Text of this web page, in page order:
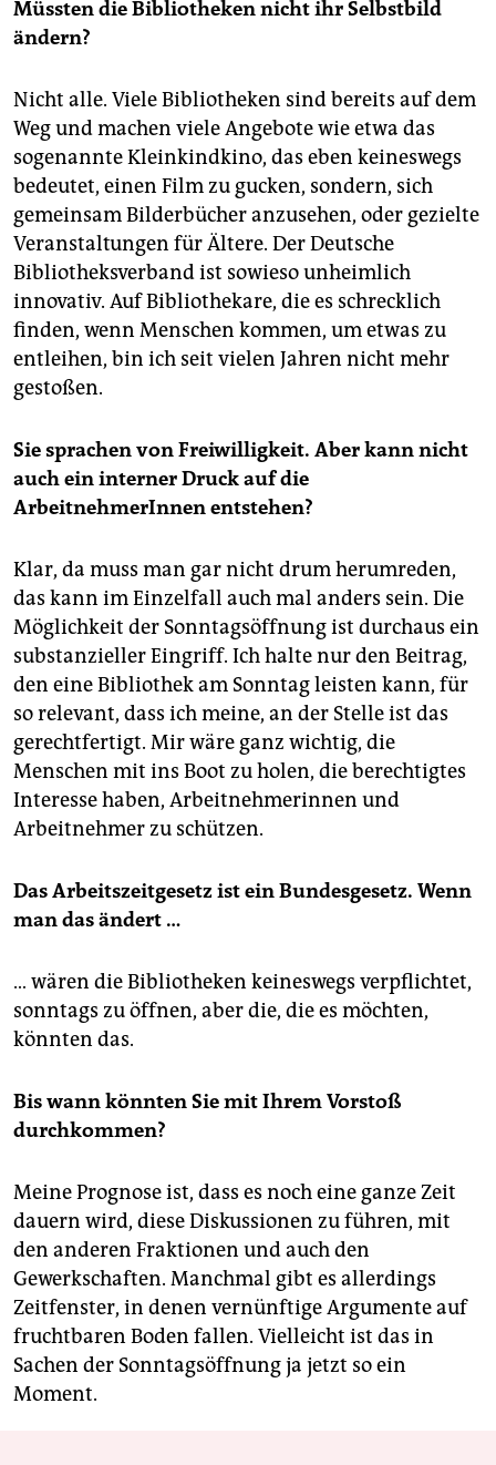
Müssten die Bibliotheken nicht ihr Selbstbild
ändern?
Nicht alle. Viele Bibliotheken sind bereits auf dem
Weg und machen viele Angebote wie etwa das
sogenannte Kleinkindkino, das eben keineswegs
bedeutet, einen Film zu gucken, sondern, sich
gemeinsam Bilderbücher anzusehen, oder gezielte
Veranstaltungen für Ältere. Der Deutsche
Bibliotheksverband ist sowieso unheimlich
innovativ. Auf Bibliothekare, die es schrecklich
finden, wenn Menschen kommen, um etwas zu
entleihen, bin ich seit vielen Jahren nicht mehr
gestoßen.
Sie sprachen von Freiwilligkeit. Aber kann nicht
auch ein interner Druck auf die
ArbeitnehmerInnen entstehen?
Klar, da muss man gar nicht drum herumreden,
das kann im Einzelfall auch mal anders sein. Die
Möglichkeit der Sonntagsöffnung ist durchaus ein
sub­stan­zieller Eingriff. Ich halte nur den Beitrag,
den eine Bibliothek am Sonntag leisten kann, für
so relevant, dass ich meine, an der Stelle ist das
gerechtfertigt. Mir wäre ganz wichtig, die
Menschen mit ins Boot zu holen, die berechtigtes
Interesse haben, Arbeitnehmerinnen und
Arbeitnehmer zu schützen.
Das Arbeitszeitgesetz ist ein Bundesgesetz. Wenn
man das ändert …
… wären die Bibliotheken keineswegs verpflichtet,
sonntags zu öffnen, aber die, die es möchten,
könnten das.
Bis wann könnten Sie mit Ihrem Vorstoß
durchkommen?
Meine Prognose ist, dass es noch eine ganze Zeit
dauern wird, diese Diskussionen zu führen, mit
den anderen Fraktionen und auch den
Gewerkschaften. Manchmal gibt es allerdings
Zeitfenster, in denen vernünftige Argumente auf
fruchtbaren Boden fallen. Vielleicht ist das in
Sachen der Sonntagsöffnung ja jetzt so ein
Moment.